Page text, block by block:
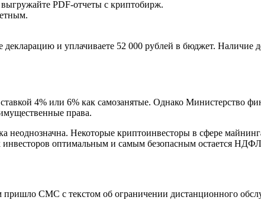
PDF-отчеты с криптобирж.
и уплачиваете 52 000 рублей в бюджет.
4% или 6% как самозанятые. Однако Министерство
права.
неоднозначна. Некоторые криптоинвесторы в сфере
оптимальным и самым безопасным остается
СМС с текстом об ограничении дистанционного